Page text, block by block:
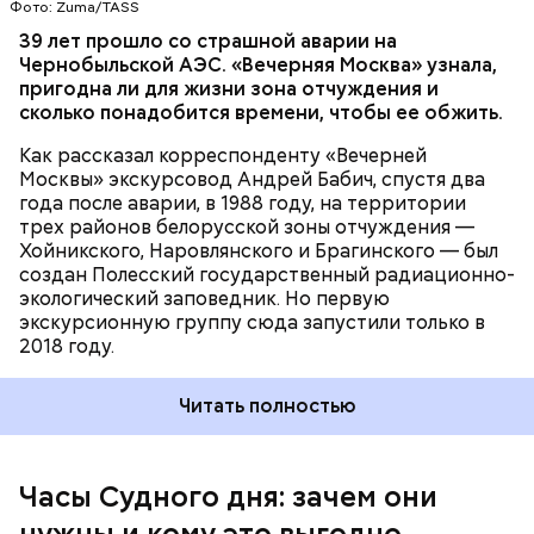
Фото: Zuma/TASS
39 лет прошло со страшной аварии на
Чернобыльской АЭС. «Вечерняя Москва» узнала,
пригодна ли для жизни зона отчуждения и
сколько понадобится времени, чтобы ее обжить.
Как рассказал корреспонденту «Вечерней
Москвы» экскурсовод Андрей Бабич, спустя два
года после аварии, в 1988 году, на территории
трех районов белорусской зоны отчуждения —
Хойникского, Наровлянского и Брагинского — был
создан Полесский государственный радиационно-
экологический заповедник. Но первую
экскурсионную группу сюда запустили только в
2018 году.
Читать полностью
Часы Судного дня: зачем они
— Поскольку мы стоим на пороге второго
ядерного века и периода беспрецедентного
Каждый год — в зависимости от того, какие
события происходят в мире, — ученые,
нобелевские лауреаты и специалисты по ядерной
безопасности из экспертного совета «Бюллетеня
ученых-атомщиков» принимают решение о
перевода на полминуты вперед послужили как
ухудшающиеся отношения между ядерными
выбросов углекислого газа, так и усиление
национализма во всем мире и отрицание
Часы Судного дня — прибыльный
проект